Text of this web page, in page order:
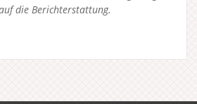
die Berichterstattung.